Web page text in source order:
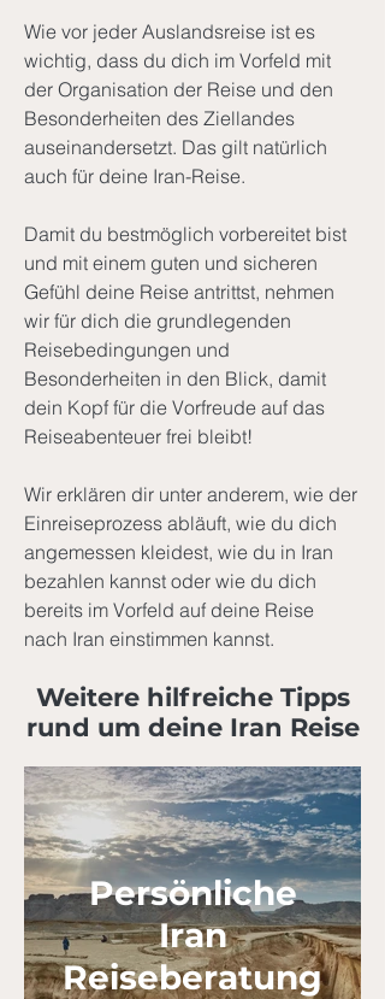
Wie vor jeder Auslandsreise ist es
wichtig, dass du dich im Vorfeld mit
der Organisation der Reise und den
Besonderheiten des Ziellandes
auseinandersetzt. Das gilt natürlich
auch für deine Iran-Reise.
Damit du bestmöglich vorbereitet bist
und mit einem guten und sicheren
Gefühl deine Reise antrittst, nehmen
wir für dich die grundlegenden
Reisebedingungen und
Besonderheiten in den Blick, damit
dein Kopf für die Vorfreude auf das
Reiseabenteuer frei bleibt!
Wir erklären dir unter anderem, wie der
Einreiseprozess abläuft, wie du dich
angemessen kleidest, wie du in Iran
bezahlen kannst oder wie du dich
bereits im Vorfeld auf deine Reise
nach Iran einstimmen kannst.
Weitere hilfreiche Tipps
rund um deine Iran Reise
Persönliche
Iran
Reiseberatung